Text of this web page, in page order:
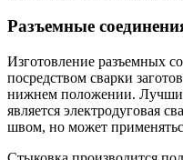
Разъемные
Изготовление разъемных
посредством сварки
нижнем положении.
является электродуговая
швом, но может